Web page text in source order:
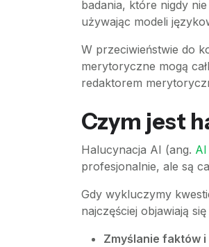
badania, które nigdy
używając modeli
W przeciwieństwie do
merytoryczne mogą
redaktorem
Czym jest
Halucynacja AI (ang.
profesjonalnie, ale są
Gdy wykluczymy
najczęściej objawiają
Zmyślanie faktów